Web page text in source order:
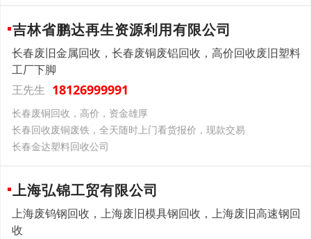
吉林省鹏达再生资源利用有限公司
长春废旧金属回收，长春废铜废铝回收，高价回收废旧塑料
工厂下脚
王先生 18126999991
长春废铜回收，高价，资金雄厚
长春回收废铜废铁，全天随时上门看货报价，现款交易
长春金达塑料回收公司
上海弘锦工贸有限公司
上海废钨钢回收，上海废旧模具钢回收，上海废旧高速钢回
收